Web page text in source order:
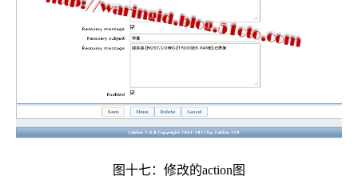
图十七：修改的action图